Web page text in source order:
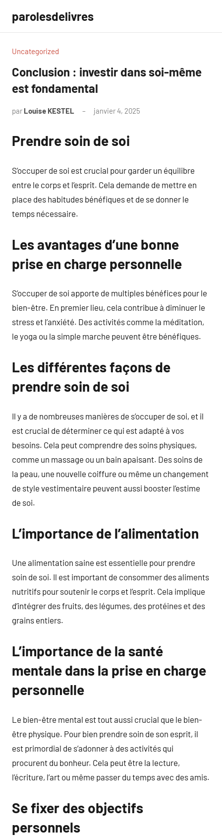
contenu
parolesdelivres
Uncategorized
Conclusion : investir dans soi-même
est fondamental
par Louise KESTEL janvier 4, 2025
Prendre soin de soi
S’occuper de soi est crucial pour garder un équilibre
entre le corps et l’esprit. Cela demande de mettre en
place des habitudes bénéfiques et de se donner le
temps nécessaire.
Les avantages d’une bonne
prise en charge personnelle
S’occuper de soi apporte de multiples bénéfices pour le
bien-être. En premier lieu, cela contribue à diminuer le
stress et l’anxiété. Des activités comme la méditation,
le yoga ou la simple marche peuvent être bénéfiques.
Les différentes façons de
prendre soin de soi
Il y a de nombreuses manières de s’occuper de soi, et il
est crucial de déterminer ce qui est adapté à vos
besoins. Cela peut comprendre des soins physiques,
comme un massage ou un bain apaisant. Des soins de
la peau, une nouvelle coiffure ou même un changement
de style vestimentaire peuvent aussi booster l’estime
de soi.
L’importance de l’alimentation
Une alimentation saine est essentielle pour prendre
soin de soi. Il est important de consommer des aliments
nutritifs pour soutenir le corps et l’esprit. Cela implique
d’intégrer des fruits, des légumes, des protéines et des
grains entiers.
L’importance de la santé
mentale dans la prise en charge
personnelle
Le bien-être mental est tout aussi crucial que le bien-
être physique. Pour bien prendre soin de son esprit, il
est primordial de s’adonner à des activités qui
procurent du bonheur. Cela peut être la lecture,
l’écriture, l’art ou même passer du temps avec des amis.
Se fixer des objectifs
personnels